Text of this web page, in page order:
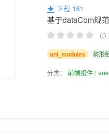
下载 161
基于dataCom规
（
uni_modules 树形
分类：前端组件